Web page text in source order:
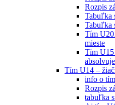
Rozpis
Tabuľka
Tabuľka
Tím
mieste
Tím U15
Tím U14 –
info o
Rozpis
tabuľka